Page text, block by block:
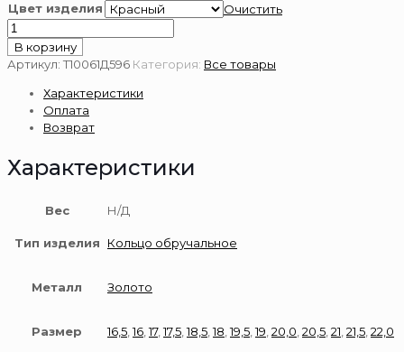
Цвет изделия
Очистить
Количество
товара
Золотое
обручальное
пробы
В корзину
Артикул: Т10061Д596 Категория: Все товары
Характеристики
Оплата
Возврат
Характеристики
Вес Н/Д
Тип изделия Кольцо обручальное
Металл Золото
Размер 16,5 ,16 ,17,17,5 ,18,5 ,18 ,19,5 ,19 20,0 20,5 21 21,5 22,0